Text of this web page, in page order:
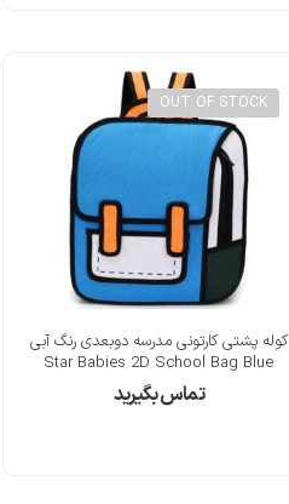
OUT OF STOCK
کوله پشتی کارتونی مدرسه دوبعدی رنگ آبی
Star Babies 2D School Bag Blue
تماس بگیرید